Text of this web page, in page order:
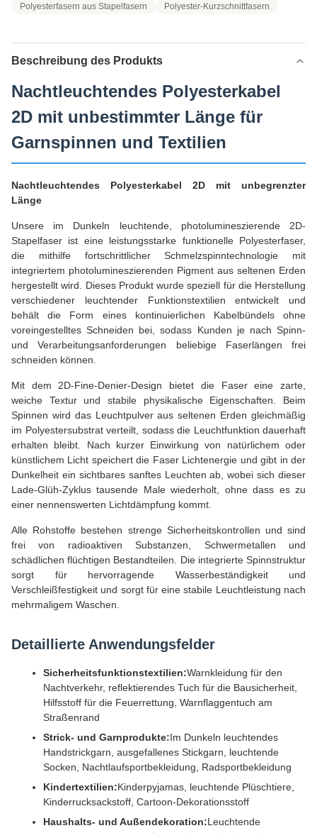
Polyesterfasern aus Stapelfasern
Polyester-Kurzschnittfasern
Beschreibung des Produkts
Nachtleuchtendes Polyesterkabel
2D mit unbestimmter Länge für
Garnspinnen und Textilien
Nachtleuchtendes Polyesterkabel 2D mit unbegrenzter
Länge
Unsere im Dunkeln leuchtende, photolumineszierende 2D-
Stapelfaser ist eine leistungsstarke funktionelle Polyesterfaser,
die mithilfe fortschrittlicher Schmelzspinntechnologie mit
integriertem photolumineszierenden Pigment aus seltenen Erden
hergestellt wird. Dieses Produkt wurde speziell für die Herstellung
verschiedener leuchtender Funktionstextilien entwickelt und
behält die Form eines kontinuierlichen Kabelbündels ohne
voreingestelltes Schneiden bei, sodass Kunden je nach Spinn-
und Verarbeitungsanforderungen beliebige Faserlängen frei
schneiden können.
Mit dem 2D-Fine-Denier-Design bietet die Faser eine zarte,
weiche Textur und stabile physikalische Eigenschaften. Beim
Spinnen wird das Leuchtpulver aus seltenen Erden gleichmäßig
im Polyestersubstrat verteilt, sodass die Leuchtfunktion dauerhaft
erhalten bleibt. Nach kurzer Einwirkung von natürlichem oder
künstlichem Licht speichert die Faser Lichtenergie und gibt in der
Dunkelheit ein sichtbares sanftes Leuchten ab, wobei sich dieser
Lade-Glüh-Zyklus tausende Male wiederholt, ohne dass es zu
einer nennenswerten Lichtdämpfung kommt.
Alle Rohstoffe bestehen strenge Sicherheitskontrollen und sind
frei von radioaktiven Substanzen, Schwermetallen und
schädlichen flüchtigen Bestandteilen. Die integrierte Spinnstruktur
sorgt für hervorragende Wasserbeständigkeit und
Verschleißfestigkeit und sorgt für eine stabile Leuchtleistung nach
mehrmaligem Waschen.
Detaillierte Anwendungsfelder
Sicherheitsfunktionstextilien:Warnkleidung für den
Nachtverkehr, reflektierendes Tuch für die Bausicherheit,
Hilfsstoff für die Feuerrettung, Warnflaggentuch am
Straßenrand
Strick- und Garnprodukte:Im Dunkeln leuchtendes
Handstrickgarn, ausgefallenes Stickgarn, leuchtende
Socken, Nachtlaufsportbekleidung, Radsportbekleidung
Kindertextilien:Kinderpyjamas, leuchtende Plüschtiere,
Kinderrucksackstoff, Cartoon-Dekorationsstoff
Haushalts- und Außendekoration:Leuchtende